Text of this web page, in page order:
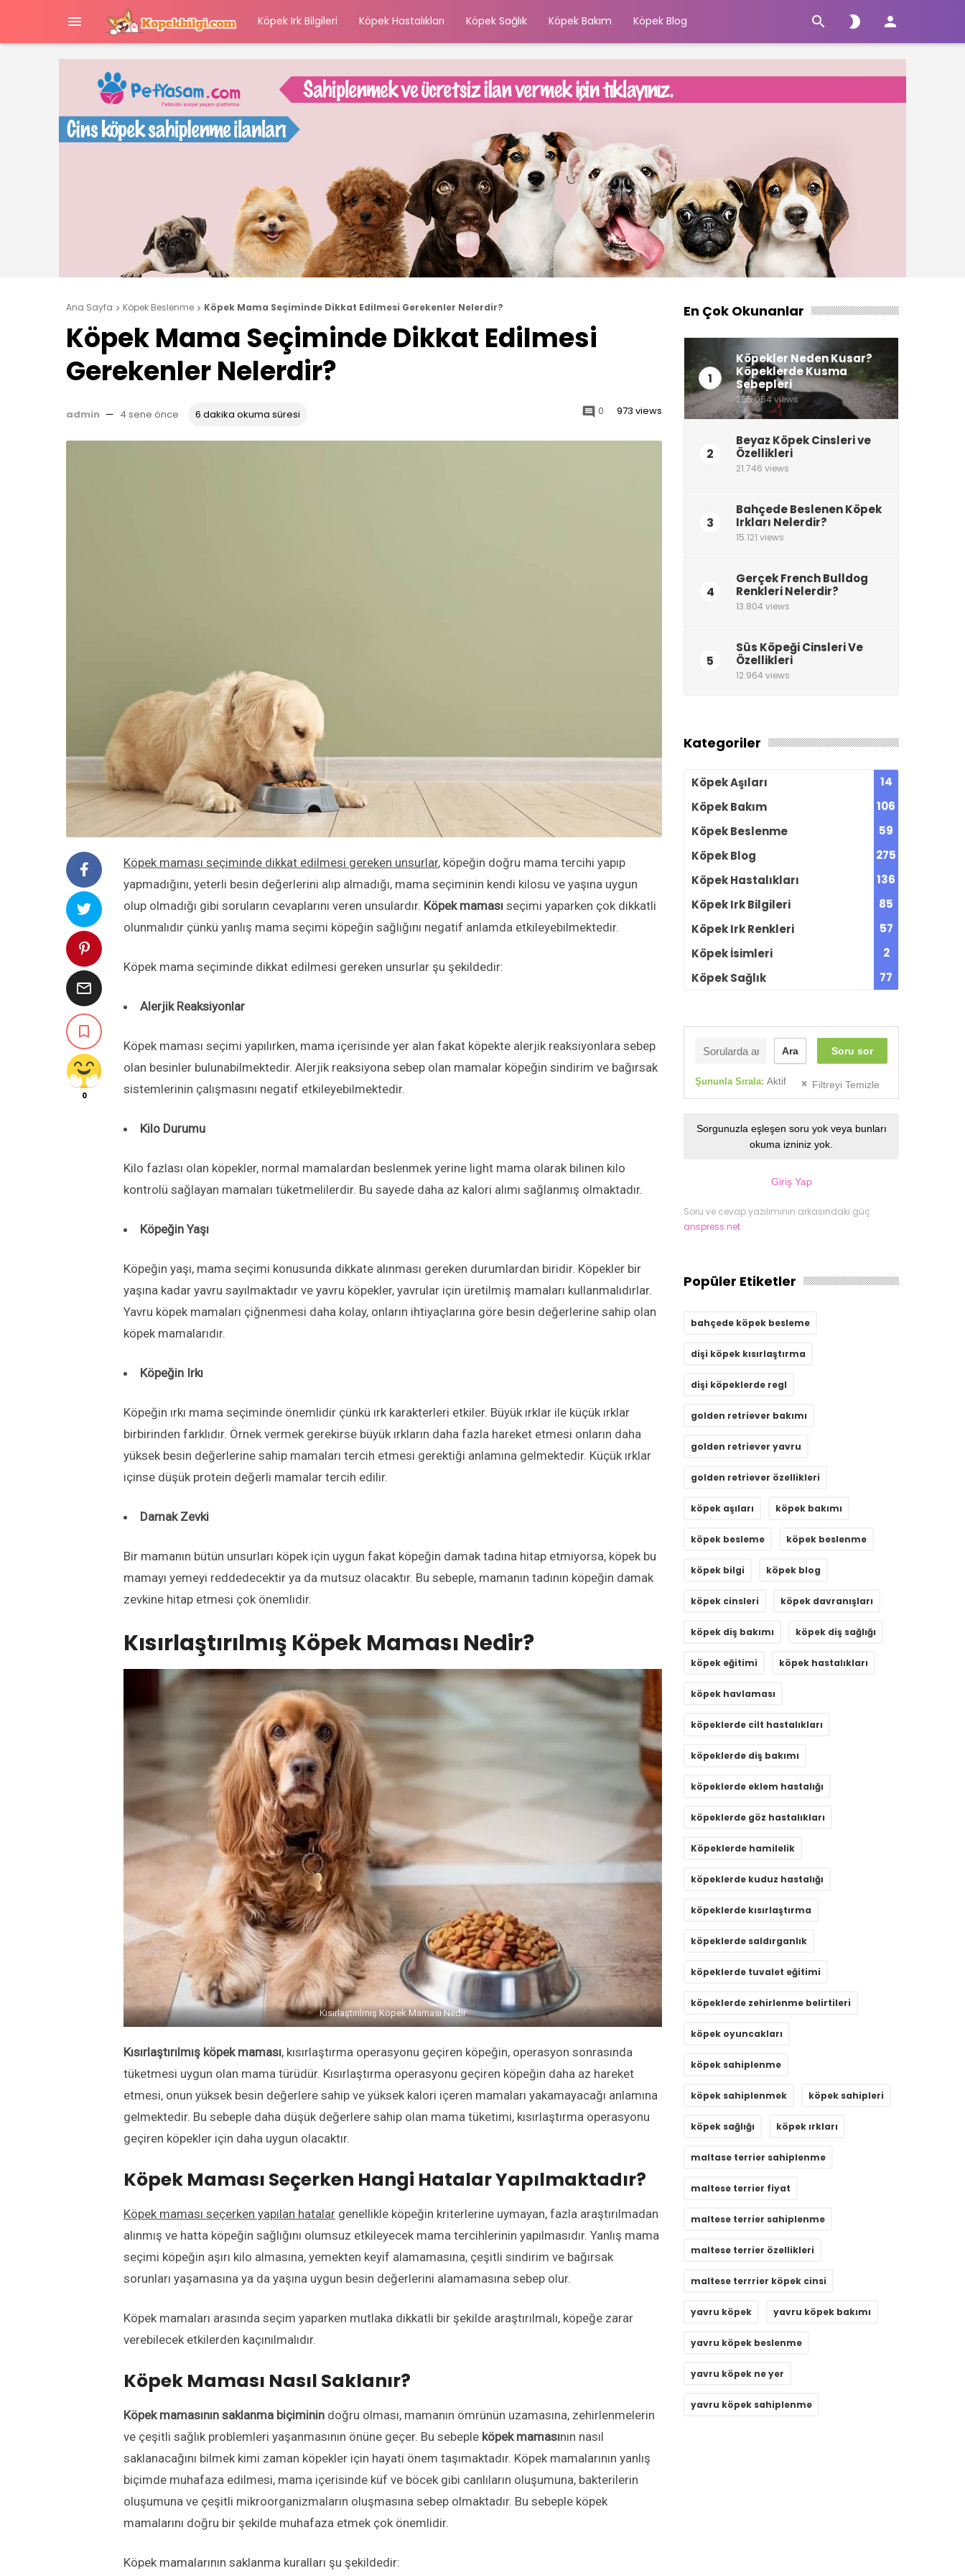
 Köpek Irk Bilgileri Köpek Hastalıkları Köpek Sağlık Köpek Bakım Köpek Blog   
Ana Sayfa  Köpek Beslenme  Köpek Mama Seçiminde Dikkat Edilmesi Gerekenler Nelerdir?
Köpek Mama Seçiminde Dikkat Edilmesi
Gerekenler Nelerdir?
admin — 4 sene önce 6 dakika okuma süresi  0 973 views


0
Köpek maması seçiminde dikkat edilmesi gereken unsurlar, köpeğin doğru mama tercihi yapıp
yapmadığını, yeterli besin değerlerini alıp almadığı, mama seçiminin kendi kilosu ve yaşına uygun
olup olmadığı gibi soruların cevaplarını veren unsulardır. Köpek maması seçimi yaparken çok dikkatli
olunmalıdır çünkü yanlış mama seçimi köpeğin sağlığını negatif anlamda etkileyebilmektedir.
Köpek mama seçiminde dikkat edilmesi gereken unsurlar şu şekildedir:
Alerjik Reaksiyonlar
Köpek maması seçimi yapılırken, mama içerisinde yer alan fakat köpekte alerjik reaksiyonlara sebep
olan besinler bulunabilmektedir. Alerjik reaksiyona sebep olan mamalar köpeğin sindirim ve bağırsak
sistemlerinin çalışmasını negatif etkileyebilmektedir.
Kilo Durumu
Kilo fazlası olan köpekler, normal mamalardan beslenmek yerine light mama olarak bilinen kilo
kontrolü sağlayan mamaları tüketmelilerdir. Bu sayede daha az kalori alımı sağlanmış olmaktadır.
Köpeğin Yaşı
Köpeğin yaşı, mama seçimi konusunda dikkate alınması gereken durumlardan biridir. Köpekler bir
yaşına kadar yavru sayılmaktadır ve yavru köpekler, yavrular için üretilmiş mamaları kullanmalıdırlar.
Yavru köpek mamaları çiğnenmesi daha kolay, onların ihtiyaçlarına göre besin değerlerine sahip olan
köpek mamalarıdır.
Köpeğin Irkı
Köpeğin ırkı mama seçiminde önemlidir çünkü ırk karakterleri etkiler. Büyük ırklar ile küçük ırklar
birbirinden farklıdır. Örnek vermek gerekirse büyük ırkların daha fazla hareket etmesi onların daha
yüksek besin değerlerine sahip mamaları tercih etmesi gerektiği anlamına gelmektedir. Küçük ırklar
içinse düşük protein değerli mamalar tercih edilir.
Damak Zevki
Bir mamanın bütün unsurları köpek için uygun fakat köpeğin damak tadına hitap etmiyorsa, köpek bu
mamayı yemeyi reddedecektir ya da mutsuz olacaktır. Bu sebeple, mamanın tadının köpeğin damak
zevkine hitap etmesi çok önemlidir.
Kısırlaştırılmış Köpek Maması Nedir?
Kısırlaştırılmış Köpek Maması Nedir
Kısırlaştırılmış köpek maması, kısırlaştırma operasyonu geçiren köpeğin, operasyon sonrasında
tüketmesi uygun olan mama türüdür. Kısırlaştırma operasyonu geçiren köpeğin daha az hareket
etmesi, onun yüksek besin değerlere sahip ve yüksek kalori içeren mamaları yakamayacağı anlamına
gelmektedir. Bu sebeple daha düşük değerlere sahip olan mama tüketimi, kısırlaştırma operasyonu
geçiren köpekler için daha uygun olacaktır.
Köpek Maması Seçerken Hangi Hatalar Yapılmaktadır?
Köpek maması seçerken yapılan hatalar genellikle köpeğin kriterlerine uymayan, fazla araştırılmadan
alınmış ve hatta köpeğin sağlığını olumsuz etkileyecek mama tercihlerinin yapılmasıdır. Yanlış mama
seçimi köpeğin aşırı kilo almasına, yemekten keyif alamamasına, çeşitli sindirim ve bağırsak
sorunları yaşamasına ya da yaşına uygun besin değerlerini alamamasına sebep olur.
Köpek mamaları arasında seçim yaparken mutlaka dikkatli bir şekilde araştırılmalı, köpeğe zarar
verebilecek etkilerden kaçınılmalıdır.
Köpek Maması Nasıl Saklanır?
Köpek mamasının saklanma biçiminin doğru olması, mamanın ömrünün uzamasına, zehirlenmelerin
ve çeşitli sağlık problemleri yaşanmasının önüne geçer. Bu sebeple köpek mamasının nasıl
saklanacağını bilmek kimi zaman köpekler için hayati önem taşımaktadır. Köpek mamalarının yanlış
biçimde muhafaza edilmesi, mama içerisinde küf ve böcek gibi canlıların oluşumuna, bakterilerin
oluşumuna ve çeşitli mikroorganizmaların oluşmasına sebep olmaktadır. Bu sebeple köpek
mamalarını doğru bir şekilde muhafaza etmek çok önemlidir.
Köpek mamalarının saklanma kuralları şu şekildedir:
En Çok Okunanlar
1
Köpekler Neden Kusar?
Köpeklerde Kusma
Sebepleri
255.054 views
2
Beyaz Köpek Cinsleri ve
Özellikleri
21.746 views
3
Bahçede Beslenen Köpek
Irkları Nelerdir?
15.121 views
4
Gerçek French Bulldog
Renkleri Nelerdir?
13.804 views
5
Süs Köpeği Cinsleri Ve
Özellikleri
12.964 views
Kategoriler
Köpek Aşıları
14
Köpek Bakım
106
Köpek Beslenme
59
Köpek Blog
275
Köpek Hastalıkları
136
Köpek Irk Bilgileri
85
Köpek Irk Renkleri
57
Köpek İsimleri
2
Köpek Sağlık
77
Soru sor
Ara
Şununla Sırala: Aktif Filtreyi Temizle
Sorgunuzla eşleşen soru yok veya bunları
okuma izniniz yok.
Giriş Yap
Soru ve cevap yazılımının arkasındaki güç
anspress.net
Popüler Etiketler
bahçede köpek besleme
dişi köpek kısırlaştırma
dişi köpeklerde regl
golden retriever bakımı
golden retriever yavru
golden retriever özellikleri
köpek aşıları köpek bakımı
köpek besleme köpek beslenme
köpek bilgi köpek blog
köpek cinsleri köpek davranışları
köpek diş bakımı köpek diş sağlığı
köpek eğitimi köpek hastalıkları
köpek havlaması
köpeklerde cilt hastalıkları
köpeklerde diş bakımı
köpeklerde eklem hastalığı
köpeklerde göz hastalıkları
Köpeklerde hamilelik
köpeklerde kuduz hastalığı
köpeklerde kısırlaştırma
köpeklerde saldırganlık
köpeklerde tuvalet eğitimi
köpeklerde zehirlenme belirtileri
köpek oyuncakları
köpek sahiplenme
köpek sahiplenmek köpek sahipleri
köpek sağlığı köpek ırkları
maltase terrier sahiplenme
maltese terrier fiyat
maltese terrier sahiplenme
maltese terrier özellikleri
maltese terrrier köpek cinsi
yavru köpek yavru köpek bakımı
yavru köpek beslenme
yavru köpek ne yer
yavru köpek sahiplenme